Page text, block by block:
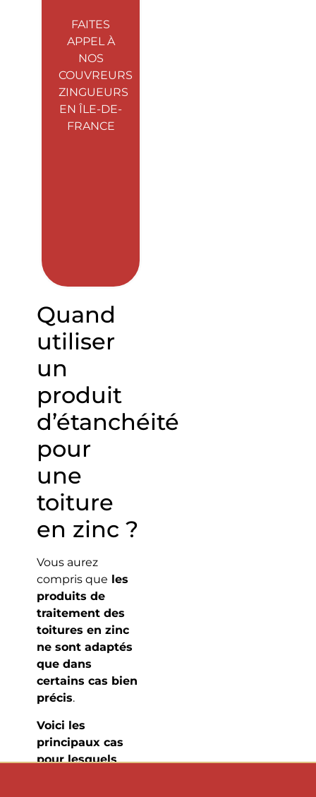
FAITES
APPEL À
NOS
COUVREURS
ZINGUEURS
EN ÎLE-DE-
FRANCE
Quand
utiliser
un
produit
d’étanchéité
pour
une
toiture
en zinc ?
Vous aurez
compris que les
produits de
traitement des
toitures en zinc
ne sont adaptés
que dans
certains cas bien
précis.
Voici les
principaux cas
pour lesquels